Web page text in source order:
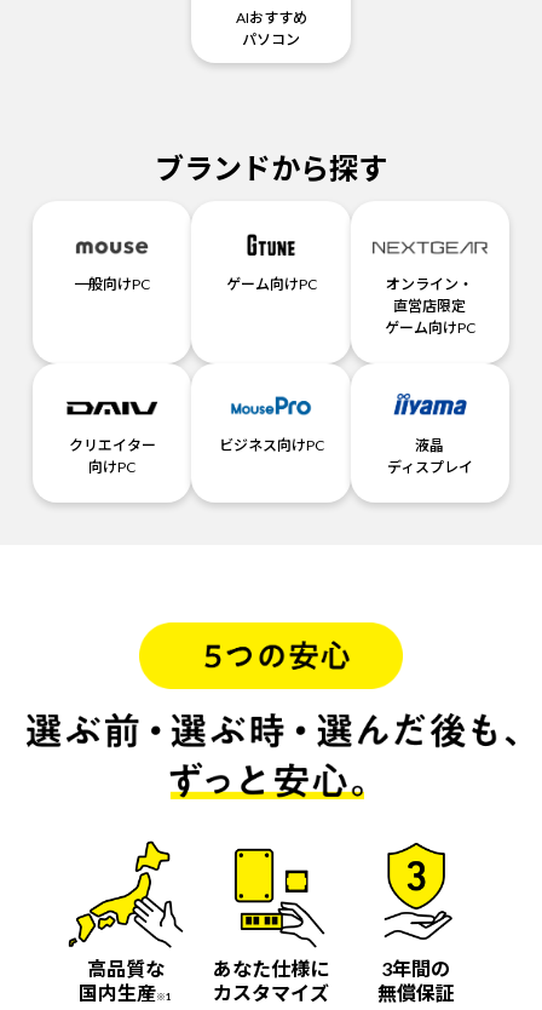
AIおすすめ
パソコン
ブランドから探す
一般向けPC ゲーム向けPC
オンライン・
直営店限定
ゲーム向けPC
クリエイター
向けPC
ビジネス向けPC
液晶
ディスプレイ
高品質な
国内生産※1
あなた仕様に
カスタマイズ
3年間の
無償保証